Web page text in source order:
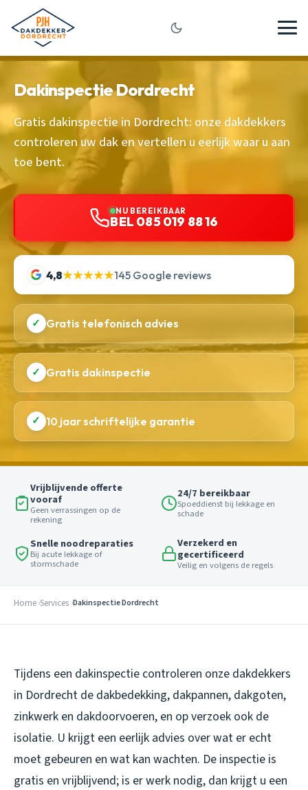
Dakinspectie Dordrecht
Gratis dakinspectie in Dordrecht: onze dakdekkers
controleren uw dak en vertellen u eerlijk waar u aan
toe bent.
NU BEREIKBAAR
BEL 085 019 88 16
4,8★★★★★145 Google reviews
✓ Gratis telefonisch advies
✓ Gratis dakinspectie
✓ 10 jaar schriftelijke garantie
Vrijblijvende offerte
vooraf
Geen verrassingen op de
rekening
24/7 bereikbaar
Spoeddienst bij lekkage en
schade
Snelle noodreparaties
Bij acute lekkage of
stormschade
Verzekerd en
gecertificeerd
Veilig en volgens de regels
Home Services Dakinspectie Dordrecht
Tijdens een dakinspectie controleren onze dakdekkers
in Dordrecht de dakbedekking, dakpannen, dakgoten,
zinkwerk en dakdoorvoeren, en op verzoek ook de
isolatie. U krijgt een eerlijk advies over wat er echt
moet gebeuren en wat kan wachten. De inspectie is
gratis en vrijblijvend; is er werk nodig, dan krijgt u een